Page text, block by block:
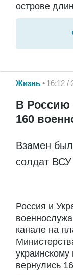
острове
Жизнь 16:12 /
В Россию
160
Взамен
солдат ВСУ
Россия и
канале на
вернулись